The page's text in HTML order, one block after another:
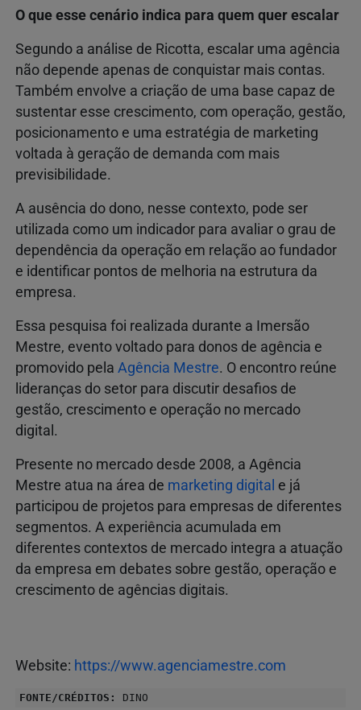
O que esse cenário indica para quem quer escalar
Segundo a análise de Ricotta, escalar uma agência
não depende apenas de conquistar mais contas.
Também envolve a criação de uma base capaz de
sustentar esse crescimento, com operação, gestão,
posicionamento e uma estratégia de marketing
voltada à geração de demanda com mais
previsibilidade.
A ausência do dono, nesse contexto, pode ser
utilizada como um indicador para avaliar o grau de
dependência da operação em relação ao fundador
e identificar pontos de melhoria na estrutura da
empresa.
Essa pesquisa foi realizada durante a Imersão
Mestre, evento voltado para donos de agência e
promovido pela Agência Mestre. O encontro reúne
lideranças do setor para discutir desafios de
gestão, crescimento e operação no mercado
digital.
Presente no mercado desde 2008, a Agência
Mestre atua na área de marketing digital e já
participou de projetos para empresas de diferentes
segmentos. A experiência acumulada em
diferentes contextos de mercado integra a atuação
da empresa em debates sobre gestão, operação e
crescimento de agências digitais.
Website: https://www.agenciamestre.com
FONTE/CRÉDITOS: DINO